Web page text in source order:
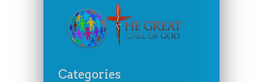
Categories